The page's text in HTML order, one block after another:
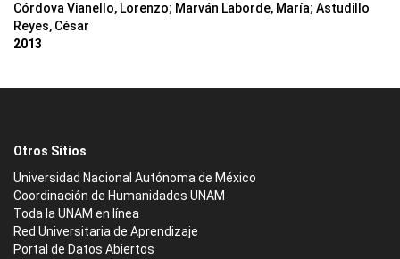
Córdova Vianello, Lorenzo; Marván Laborde, María; Astudillo
Reyes, César
2013
Otros Sitios
Universidad Nacional Autónoma de México
Coordinación de Humanidades UNAM
Toda la UNAM en línea
Red Universitaria de Aprendizaje
Portal de Datos Abiertos